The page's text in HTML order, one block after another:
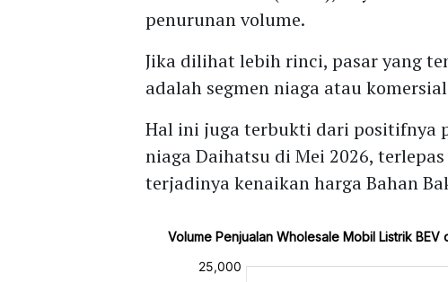
penurunan volume.
Jika dilihat lebih rinci, pasar yang
adalah segmen niaga atau
Hal ini juga terbukti dari positifnya
niaga Daihatsu di Mei 2026,
terjadinya kenaikan harga Bahan